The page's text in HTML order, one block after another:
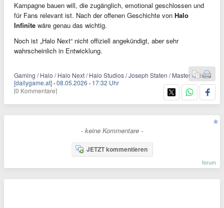
Kampagne bauen will, die zugänglich, emotional geschlossen und
für Fans relevant ist. Nach der offenen Geschichte von Halo
Infinite wäre genau das wichtig.
Noch ist „Halo Next“ nicht offiziell angekündigt, aber sehr
wahrscheinlich in Entwicklung.
Gaming / Halo / Halo Next / Halo Studios / Joseph Staten / Master Chief
[dailygame.at] ·08.05.2026 · 17:32 Uhr
[0 Kommentare]
- keine Kommentare -
JETZT kommentieren
forum